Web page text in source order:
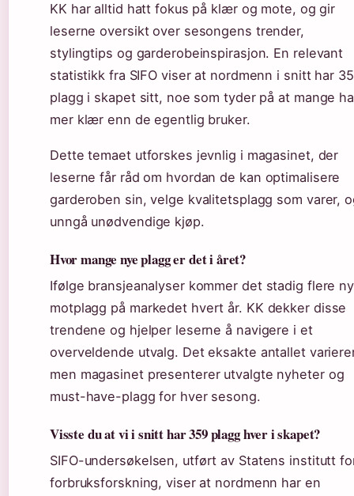
KK har alltid hatt fokus på klær og mote, og gir
leserne oversikt over sesongens trender,
stylingtips og garderobeinspirasjon. En relevant
statistikk fra SIFO viser at nordmenn i snitt har
plagg i skapet sitt, noe som tyder på at mange
mer klær enn de egentlig bruker.
Dette temaet utforskes jevnlig i magasinet, der
leserne får råd om hvordan de kan optimalisere
garderoben sin, velge kvalitetsplagg som varer,
unngå unødvendige kjøp.
Hvor mange nye plagg er det i året?
Ifølge bransjeanalyser kommer det stadig flere
motplagg på markedet hvert år. KK dekker disse
trendene og hjelper leserne å navigere i et
overveldende utvalg. Det eksakte antallet
men magasinet presenterer utvalgte nyheter og
must-have-plagg for hver sesong.
Visste du at vi i snitt har 359 plagg hver i skapet?
SIFO-undersøkelsen, utført av Statens institutt
forbruksforskning, viser at nordmenn har en